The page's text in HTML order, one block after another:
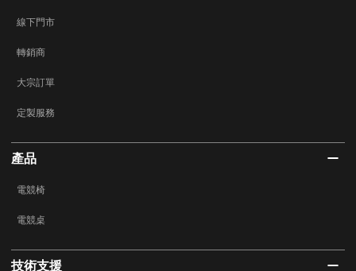
線下門市
轉銷商
大宗訂單
定製服務
產品
電競椅
電競桌
技術支援